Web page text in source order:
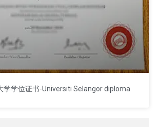
学学位证书-Universiti Selangor diploma